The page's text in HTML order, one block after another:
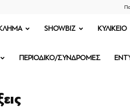
SHOWBIZ ΚΥΛΙΚΕΙΟ
ΠΕΡΙΟΔΙΚΟ/ΣΥΝΔΡΟΜΕΣ